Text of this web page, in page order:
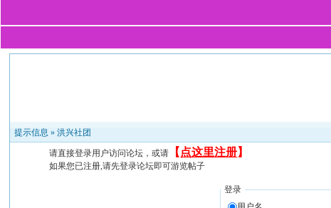
提示信息 »洪兴社团
请直接登录用户访问论坛，或请 【 点这里注册】
如果您已注册,请先登录论坛即可游览帖子
登录